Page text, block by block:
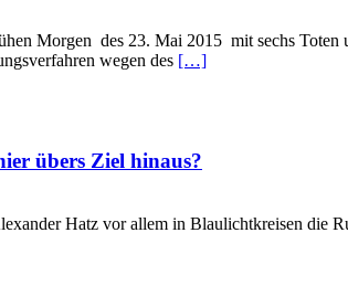
Morgen des 23. Mai 2015 mit sechs
wegen des […]
übers Ziel hinaus?
Hatz vor allem in Blaulichtkreisen die